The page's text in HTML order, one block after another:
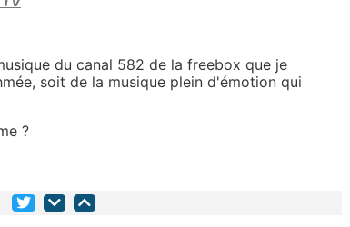
du canal 582 de la freebox que je
soit de la musique plein d'émotion qui
?